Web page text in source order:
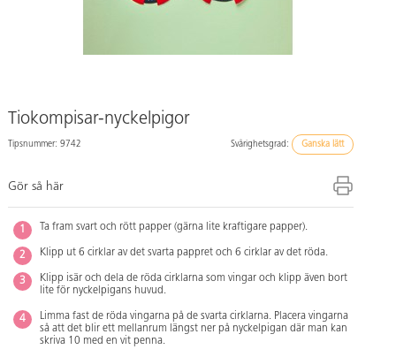
Tiokompisar-nyckelpigor
Tipsnummer: 9742 Svårighetsgrad: Ganska lätt
Gör så här
Ta fram svart och rött papper (gärna lite kraftigare papper).
Klipp ut 6 cirklar av det svarta pappret och 6 cirklar av det röda.
Klipp isär och dela de röda cirklarna som vingar och klipp även bort
lite för nyckelpigans huvud.
Limma fast de röda vingarna på de svarta cirklarna. Placera vingarna
så att det blir ett mellanrum längst ner på nyckelpigan där man kan
skriva 10 med en vit penna.